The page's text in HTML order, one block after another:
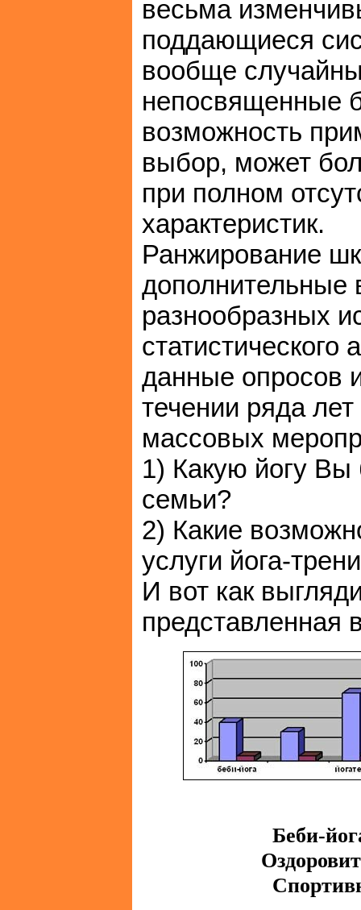
весьма
поддающиеся
вообще
непосвященные
возможность
выбор, может
при полном
характеристик.
Ранжирование
дополнительные
разнообразных
данные опросов
течении ряда
массовых
1) Какую йогу
семьи?
2) Какие
услуги йога-
И вот как
представленная
Беби-